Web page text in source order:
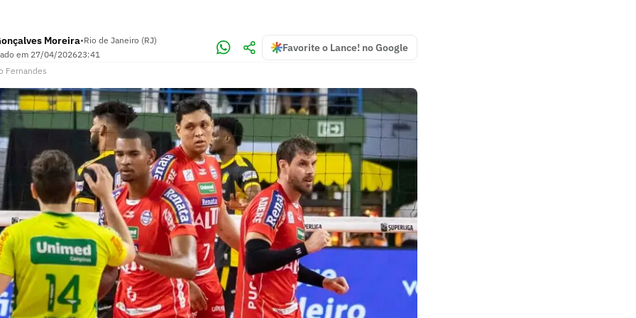
Moreira•Rio de Janeiro (RJ)
em 27/04/202623:41
Favorite o Lance! no Google
Fernandes